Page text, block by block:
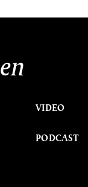
VIDEO
PODCAST